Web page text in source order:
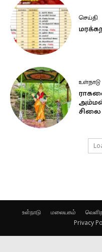
செய்தி
உள்நாடு
சிலை
உள்நாடு மலையகம்
Privacy